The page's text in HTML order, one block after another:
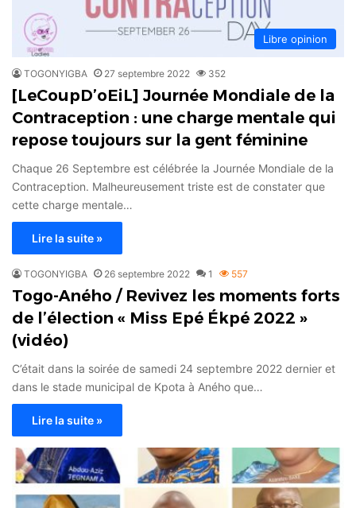
Libre opinion
TOGONYIGBA 27 septembre 2022 352
[LeCoupD’oEiL] Journée Mondiale de la
Contraception : une charge mentale qui
repose toujours sur la gent féminine
Chaque 26 Septembre est célébrée la Journée Mondiale de la
Contraception. Malheureusement triste est de constater que
cette charge mentale…
Lire la suite »
TOGONYIGBA 26 septembre 2022 1 557
Togo-Aného / Revivez les moments forts
de l’élection « Miss Epé Ékpé 2022 »
(vidéo)
C’était dans la soirée de samedi 24 septembre 2022 dernier et
dans le stade municipal de Kpota à Aného que…
Lire la suite »